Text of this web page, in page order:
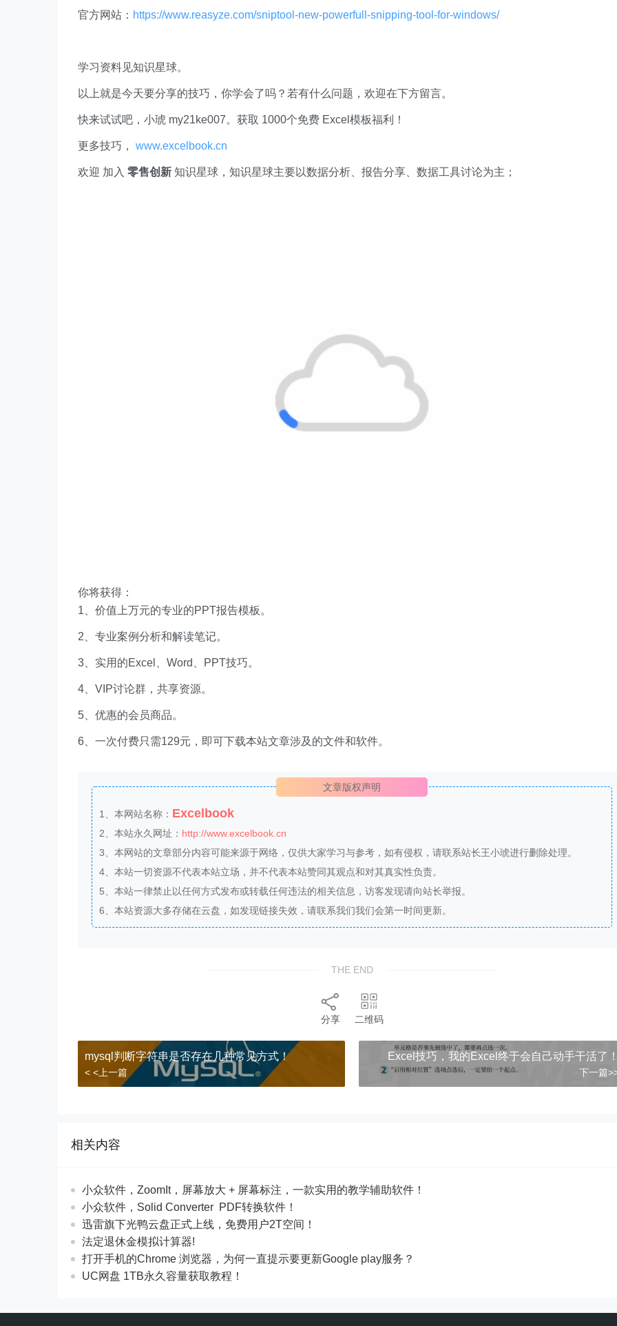
​官方网站： https://www.reasyze.com/sniptool-new-powerfull-snipping-tool-for-windows/
学习资料见知识星球。
以上就是今天要分享的技巧，你学会了吗？若有什么问题，欢迎在下方留言。
快来试试吧，小琥 my21ke007。获取 1000个免费 Excel模板福利​​​​！
更多技巧， www.excelbook.cn
欢迎 加入 零售创新 知识星球，知识星球主要以数据分析、报告分享、数据工具讨论为主；
你将获得：
1、价值上万元的专业的PPT报告模板。
2、专业案例分析和解读笔记。
3、实用的Excel、Word、PPT技巧。
4、VIP讨论群，共享资源。
5、优惠的会员商品。
6、一次付费只需129元，即可下载本站文章涉及的文件和软件。
文章版权声明
1、本网站名称： Excelbook
2、本站永久网址： http://www.excelbook.cn
3、本网站的文章部分内容可能来源于网络，仅供大家学习与参考，如有侵权，请联系站长王小琥进行删除处理。
4、本站一切资源不代表本站立场，并不代表本站赞同其观点和对其真实性负责。
5、本站一律禁止以任何方式发布或转载任何违法的相关信息，访客发现请向站长举报。
6、本站资源大多存储在云盘，如发现链接失效，请联系我们我们会第一时间更新。
THE END
分享 二维码
mysql判断字符串是否存在几种常见方式！
< <上一篇
​​Excel技巧，我的Excel终于会自己动手干活了
下一篇
相关内容
​​小众软件，ZoomIt，屏幕放大 + 屏幕标注，一款实用的教学辅助软件！
​​小众软件，Solid Converter PDF转换软件！
迅雷旗下光鸭云盘正式上线，免费用户2T空间！
法定退休金模拟计算器!
打开手机的Chrome 浏览器，为何一直提示要更新Google play服务？
UC网盘 1TB永久容量获取教程！